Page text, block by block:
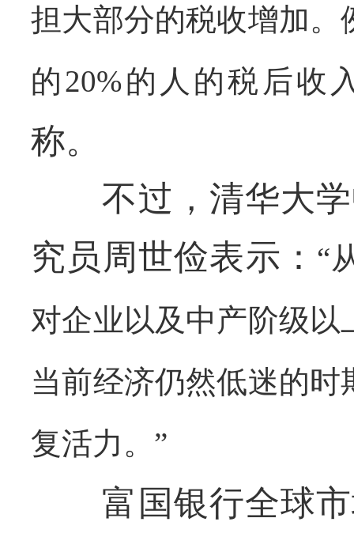
担大部分的税收增加
的20%的人的税后收
称。
不过，清华大学
究员周世俭表示： “
对企业以及中产阶级
当前经济仍然低迷的
复活力。”
富国银行全球市